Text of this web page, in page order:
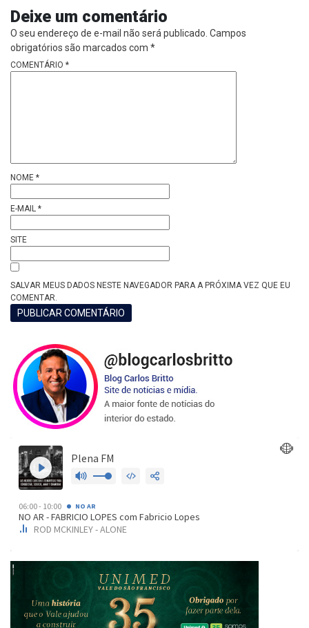
Deixe um comentário
O seu endereço de e-mail não será publicado. Campos
obrigatórios são marcados com *
COMENTÁRIO *
NOME *
E-MAIL *
SITE
SALVAR MEUS DADOS NESTE NAVEGADOR PARA A PRÓXIMA VEZ QUE EU
COMENTAR.